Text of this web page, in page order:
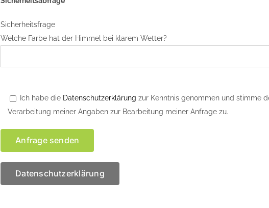
Sicherheitsfrage
Welche Farbe hat der Himmel bei klarem Wetter?
Ich habe die Datenschutzerklärung zur Kenntnis genommen und stimme
Verarbeitung meiner Angaben zur Bearbeitung meiner Anfrage zu.
Datenschutzerklärung